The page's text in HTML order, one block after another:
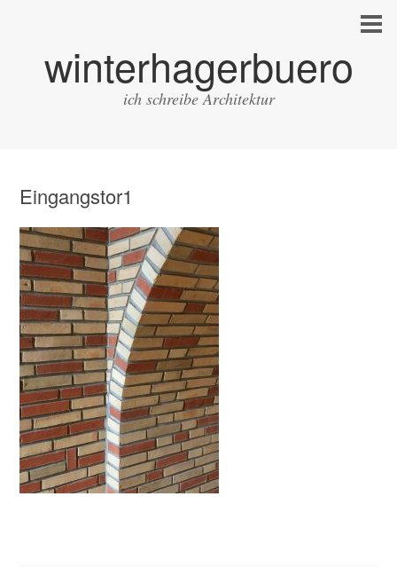
winterhagerbuero
ich schreibe Architektur
Eingangstor1